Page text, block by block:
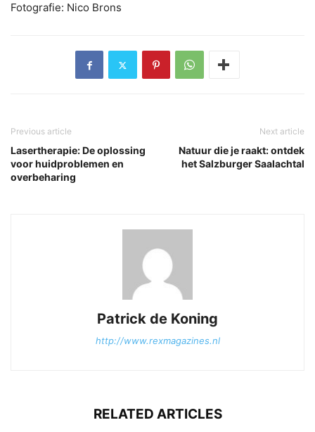
Fotografie: Nico Brons
Previous article
Lasertherapie: De oplossing
voor huidproblemen en
overbeharing
Next article
Natuur die je raakt: ontdek
het Salzburger Saalachtal
Patrick de Koning
http://www.rexmagazines.nl
RELATED ARTICLES